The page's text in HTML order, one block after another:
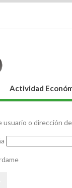
Actividad
usuario o dirección